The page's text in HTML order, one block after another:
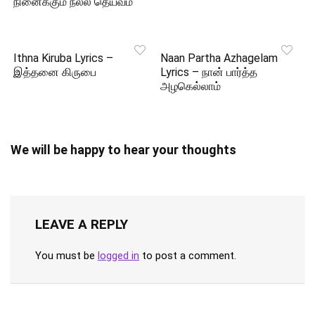
Ithna Kiruba Lyrics –
இத்தனை கிருபை
Naan Partha Azhagelam
Lyrics – நான் பார்த்த
அழகெல்லாம்
We will be happy to hear your thoughts
LEAVE A REPLY
You must be logged in to post a comment.